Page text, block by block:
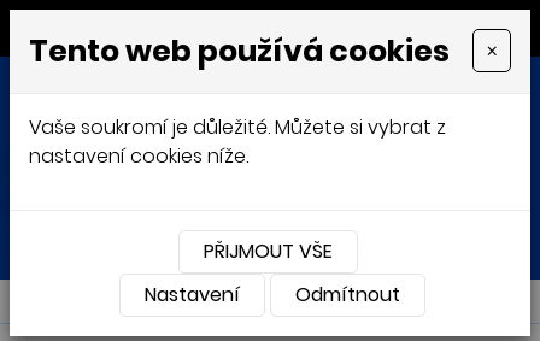
MENU
Přihlásit Košík
NABÍDKA
Tento web používá cookies ×
Vaše soukromí je důležité. Můžete si vybrat z
nastavení cookies níže.
PŘIJMOUT VŠE
Nastavení
Odmítnout